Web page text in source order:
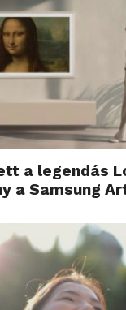
a legendás
a Samsung